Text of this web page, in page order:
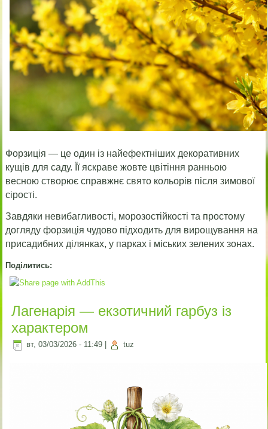
Форзиція — це один із найефектніших декоративних
кущів для саду. Її яскраве жовте цвітіння ранньою
весною створює справжнє свято кольорів після зимової
сірості.
Завдяки невибагливості, морозостійкості та простому
догляду форзиція чудово підходить для вирощування на
присадибних ділянках, у парках і міських зелених зонах.
Поділитись:
Лагенарія — екзотичний гарбуз із
характером
вт, 03/03/2026 - 11:49 tuz